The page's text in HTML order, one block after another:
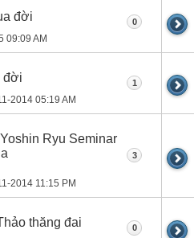
đời
09:09 AM
0
đời
2014 05:19 AM
1
Ryu Seminar
2014 11:15 PM
3
thăng đai 0